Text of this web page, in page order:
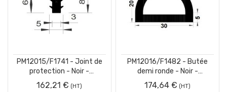
PM12015/F1741 - Joint de
protection - Noir -
Couronne 25 m
162,21 €
PM12016/F1482 - Butée
demi ronde - Noir -
Couronne 25 m
174,64 €